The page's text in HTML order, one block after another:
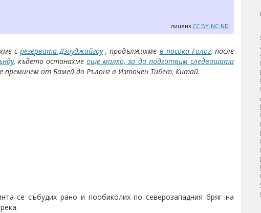
лиценз CC BY-NC-ND
срезервата Дзиуджайгоу, продължихме в посока Голог, после
, където останахмеоще малко, за да подготвим следващата
преминем от Бамей до Рълонг в Източен Тибет, Китай.
се събудих рано и пообиколих по северозападния бряг на